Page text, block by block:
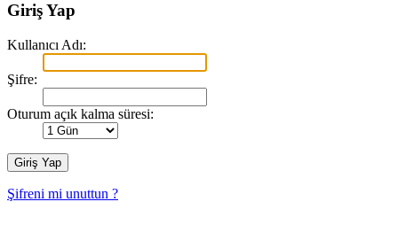
Giriş Yap
Kullanıcı Adı:
Şifre:
Oturum açık kalma süresi:
Şifreni mi unuttun ?